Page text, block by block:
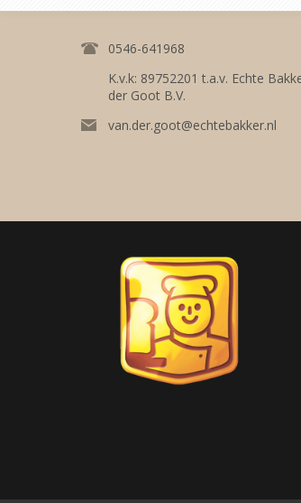
0546-641968
K.v.k: 89752201 t.a.v. Echte
der Goot B.V.
van.der.goot@echtebakker.nl